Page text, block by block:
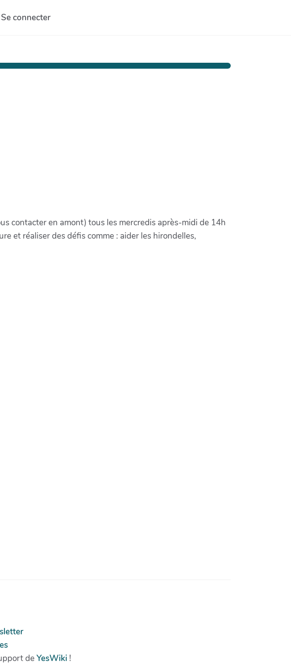
Se connecter
contacter en amont) tous les mercredis après-midi de 14h
et réaliser des défis comme : aider les hirondelles,
deYesWiki !